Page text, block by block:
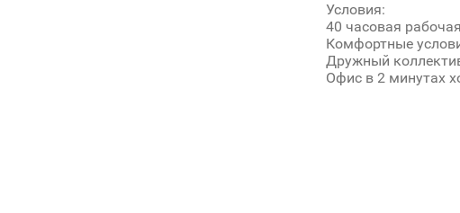
Условия:
40 часовая
Комфортные
Дружный
Офис в 2 минутах